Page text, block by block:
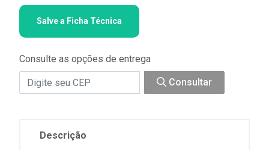
Salve a Ficha Técnica
Consulte as opções de entrega
Consultar
Descrição